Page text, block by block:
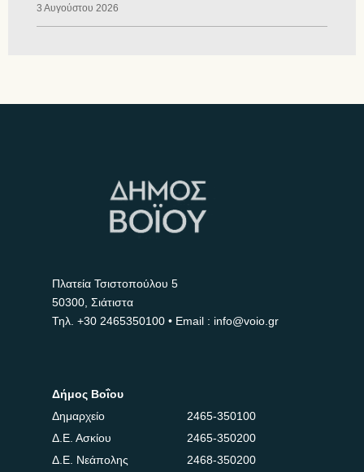
3 Αυγούστου 2026
Πλατεία Τσιστοπούλου 5
50300, Σιάτιστα
Τηλ. +30 2465350100 • Email : info@voio.gr
Δήμος Βοΐου
Δημαρχείο
2465-350100
Δ.Ε. Ασκίου
2465-350200
Δ.Ε. Νεάπολης
2468-350200